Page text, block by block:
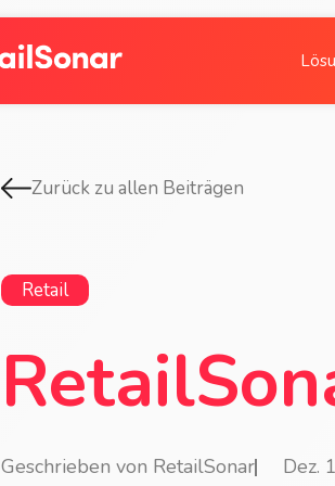
Zurück zu allen Beiträgen
Retail
Geschrieben von RetailSonar Dez.